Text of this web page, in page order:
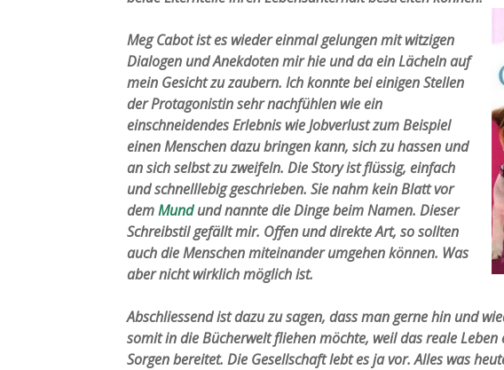
Meg Cabot ist es wieder einmal gelungen mit witzigen
Dialogen und Anekdoten mir hie und da ein Lächeln auf
mein Gesicht zu zaubern. Ich konnte bei einigen Stellen
der Protagonistin sehr nachfühlen wie ein
einschneidendes Erlebnis wie Jobverlust zum Beispiel
einen Menschen dazu bringen kann, sich zu hassen und
an sich selbst zu zweifeln. Die Story ist flüssig, einfach
und schnelllebig geschrieben. Sie nahm kein Blatt vor
demMundund nannte die Dinge beim Namen. Dieser
Schreibstil gefällt mir. Offen und direkte Art, so sollten
auch die Menschen miteinander umgehen können. Was
aber nicht wirklich möglich ist.
Abschliessend ist dazu zu sagen, dass man gerne hin und
somit in die Bücherwelt fliehen möchte, weil das reale
Sorgen bereitet. Die Gesellschaft lebt es ja vor. Alles was